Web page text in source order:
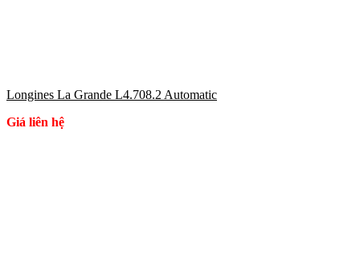
Longines La Grande L4.708.2 Automatic
Giá liên hệ